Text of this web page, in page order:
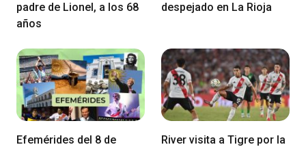
padre de Lionel, a los 68
años
despejado en La Rioja
Efemérides del 8 de
River visita a Tigre por la